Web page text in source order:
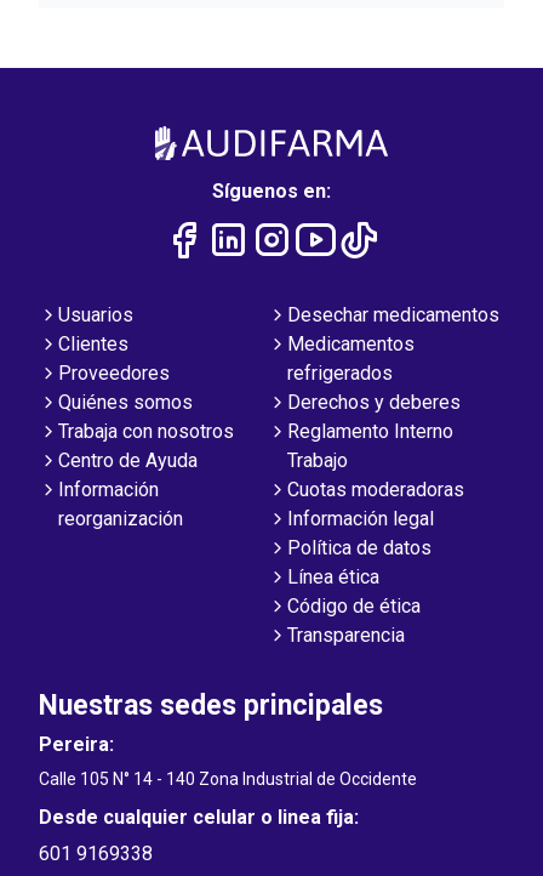
Síguenos en:
Usuarios
Clientes
Proveedores
Quiénes somos
Trabaja con nosotros
Centro de Ayuda
Información
reorganización
Desechar medicamentos
Medicamentos
refrigerados
Derechos y deberes
Reglamento Interno
Trabajo
Cuotas moderadoras
Información legal
Política de datos
Línea ética
Código de ética
Transparencia
Nuestras sedes principales
Pereira:
Calle 105 N° 14 - 140 Zona Industrial de Occidente
Desde cualquier celular o linea fija:
601 9169338